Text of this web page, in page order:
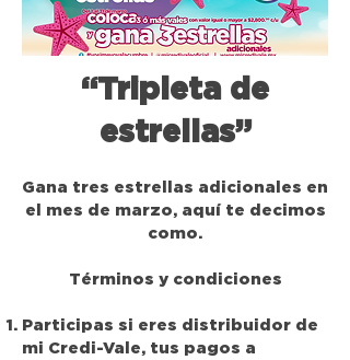
“Tripleta de
estrellas”
​Gana tres estrellas adicionales en
el mes de marzo, aquí te decimos
como.
​Términos y condiciones
Participas si eres distribuidor de
mi Credi-Vale, tus pagos a